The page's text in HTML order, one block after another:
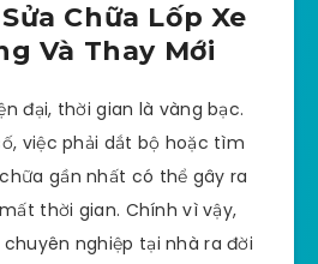
Chữa Lốp Xe
Và Thay Mới
đại, thời gian là vàng bạc.
việc phải dắt bộ hoặc tìm
gần nhất có thể gây ra
thời gian. Chính vì vậy,
nghiệp tại nhà ra đời